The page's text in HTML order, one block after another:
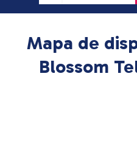
Mapa de
Blossom